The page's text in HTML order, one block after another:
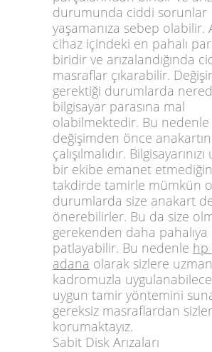
durumunda ciddi sorunlar
yaşamanıza sebep olabilir.
cihaz içindeki en pahalı
biridir ve arızalandığında
masraflar çıkarabilir.
gerektiği durumlarda
bilgisayar parasına mal
olabilmektedir. Bu nedenle
değişimden önce
çalışılmalıdır.
bir ekibe emanet
takdirde tamirle mümkün
durumlarda size anakart
önerebilirler. Bu da size
gerekenden daha pahalıya
patlayabilir. Bu nedenle hp
adana olarak sizlere uzman
kadromuzla
uygun tamir yöntemini
gereksiz masraflardan
korumaktayız.
Sabit Disk Arızaları